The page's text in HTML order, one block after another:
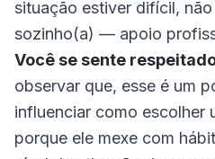
situação estiver difícil,
sozinho(a) — apoio
Você se sente
observar que, esse é um
influenciar como escolher
porque ele mexe com